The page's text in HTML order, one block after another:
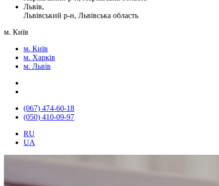
Львів,
Львівський р-н, Львівська область
м. Київ
м. Київ
м. Харків
м. Львів
(067) 474-60-18
(050) 410-09-97
RU
UA